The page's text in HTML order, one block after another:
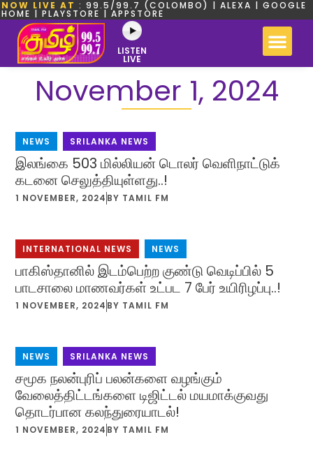
NOW LIVE AT : 99.5/99.7 (COLOMBO) | ALEXA | GOOGLE
HOME | PLAYSTORE | APPSTORE
LISTEN
LIVE
November 1, 2024
NEWS SRILANKA NEWS
இலங்கை 503 மில்லியன் டொலர் வெளிநாட்டுக்
கடனை செலுத்தியுள்ளது..!
1 NOVEMBER, 2024 BY TAMIL FM
INTERNATIONAL NEWS NEWS
பாகிஸ்தானில் இடம்பெற்ற குண்டு வெடிப்பில் 5
பாடசாலை மாணவர்கள் உட்பட 7 பேர் உயிரிழப்பு..!
1 NOVEMBER, 2024 BY TAMIL FM
NEWS SRILANKA NEWS
சமூக நலன்புரிப் பலன்களை வழங்கும்
வேலைத்திட்டங்களை டிஜிட்டல் மயமாக்குவது
தொடர்பான கலந்துரையாடல்!
1 NOVEMBER, 2024 BY TAMIL FM